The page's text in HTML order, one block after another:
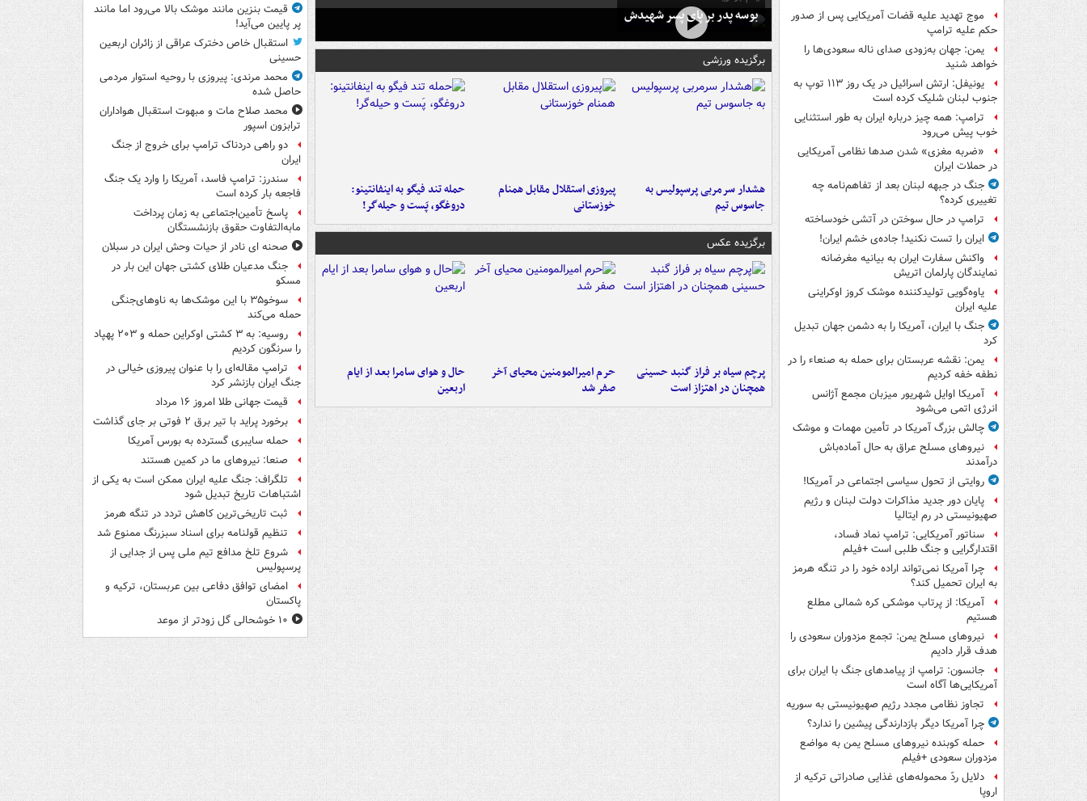
موج تهدید علیه قضات آمریکایی پس از صدور
حکم علیه ترامپ
یمن: جهان به‌زودی صدای ناله سعودی‌ها را
خواهد شنید
یونیفل: ارتش اسرائیل در یک روز ۱۱۳ توپ به
جنوب لبنان شلیک کرده است
ترامپ: همه چیز درباره ایران به طور استثنایی
خوب پیش می‌رود
«ضربه مغزی» شدن صدها نظامی آمریکایی
در حملات ایران
جنگ در جبهه لبنان بعد از تفاهم‌نامه چه
تغییری کرده؟
ترامپ در حال سوختن در آتشی خودساخته
ایران را تست نکنید! جاده‌ی خشم ایران!
واکنش سفارت ایران به بیانیه مغرضانه
نمایندگان پارلمان اتریش
یاوه‌گویی تولیدکننده موشک کروز اوکراینی
علیه ایران
جنگ با ایران، آمریکا را به دشمن جهان تبدیل
کرد
یمن: نقشه عربستان برای حمله به صنعاء را در
نطفه خفه کردیم
آمریکا اوایل شهریور میزبان مجمع آژانس
انرژی اتمی می‌شود
چالش بزرگ آمریکا در تأمین مهمات و موشک
نیروهای مسلح عراق به حال آماده‌باش
درآمدند
روایتی از تحول سیاسی اجتماعی در آمریکا!
پایان دور جدید مذاکرات دولت لبنان و رژیم
صهیونیستی در رم ایتالیا
سناتور آمریکایی: ترامپ نماد فساد،
اقتدارگرایی و جنگ طلبی است +فیلم
چرا آمریکا نمی‌تواند اراده خود را در تنگه هرمز
به ایران تحمیل کند؟
آمریکا: از پرتاب موشکی کره شمالی مطلع
هستیم
نیروهای مسلح یمن: تجمع مزدوران سعودی را
هدف قرار دادیم
جانسون: ترامپ از پیامدهای جنگ با ایران برای
آمریکایی‌ها آگاه است
تجاوز نظامی مجدد رژیم صهیونیستی به سوریه
چرا آمریکا دیگر بازدارندگی پیشین را ندارد؟
حمله کوبنده نیروهای مسلح یمن به مواضع
مزدوران سعودی +فیلم
دلایل ردّ محموله‌های غذایی صادراتی ترکیه از
اروپا
بوسه‌ پدر بر پای پسر شهیدش
برگزیده ورزشی
هشدار سرمربی پرسپولیس به
جاسوس تیم
پیروزی استقلال مقابل همنام
خوزستانی
حمله تند فیگو به اینفانتینو:
دروغگو، پَست‌ و حیله‌گر!
برگزیده عکس
پرچم سیاه بر فراز گنبد حسینی
همچنان در اهتزاز است
حرم امیرالمومنین محیای آخر
صفر شد
حال و هوای سامرا بعد از ایام
اربعین
قیمت بنزین مانند موشک بالا می‌رود اما مانند
پر پایین می‌آید!
استقبال خاص دخترک عراقی از زائران اربعین
حسینی
محمد مرندی: پیروزی با روحیه استوار مردمی
حاصل شده
محمد صلاح مات و مبهوت استقبال هواداران
ترابزون اسپور
دو راهی دردناک ترامپ برای خروج از جنگ
ایران
سندرز: ترامپ فاسد، آمریکا را وارد یک جنگ
فاجعه بار کرده است
پاسخ تأمین‌اجتماعی به زمان پرداخت
مابه‌التفاوت حقوق بازنشستگان
صحنه ای نادر از حیات وحش ایران در سبلان
جنگ مدعیان طلای کشتی جهان این بار در
مسکو
سوخو۳۵ با این موشک‌ها به ناوهای‌جنگی
حمله می‌کند
روسیه: به ۳ کشتی اوکراین حمله و ۲۰۳ پهپاد
را سرنگون کردیم
ترامپ مقاله‌ای را با عنوان پیروزی خیالی در
جنگ ایران بازنشر کرد
قیمت جهانی طلا امروز ۱۶ مرداد
برخورد پراید با تیر برق ۲ فوتی بر جای گذاشت
حمله سایبری گسترده به بورس آمریکا
صنعا: نیروهای ما در کمین‌ هستند
تلگراف: جنگ علیه ایران ممکن است به یکی از
اشتباهات تاریخ تبدیل شود
ثبت تاریخی‌ترین کاهش تردد در تنگه هرمز
تنظیم قولنامه برای اسناد سبزرنگ ممنوع شد
شروع تلخ مدافع تیم ملی پس از جدایی از
پرسپولیس
امضای توافق دفاعی بین عربستان، ترکیه و
پاکستان
۱۰ خوشحالی گل زودتر از موعد